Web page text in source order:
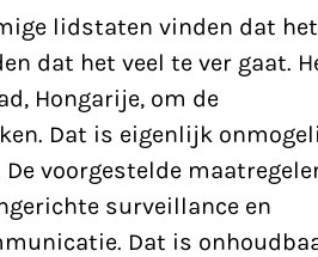
lidstaten vinden dat het
dat het veel te ver gaat.
Hongarije, om de
Dat is eigenlijk
voorgestelde
surveillance en
Dat is